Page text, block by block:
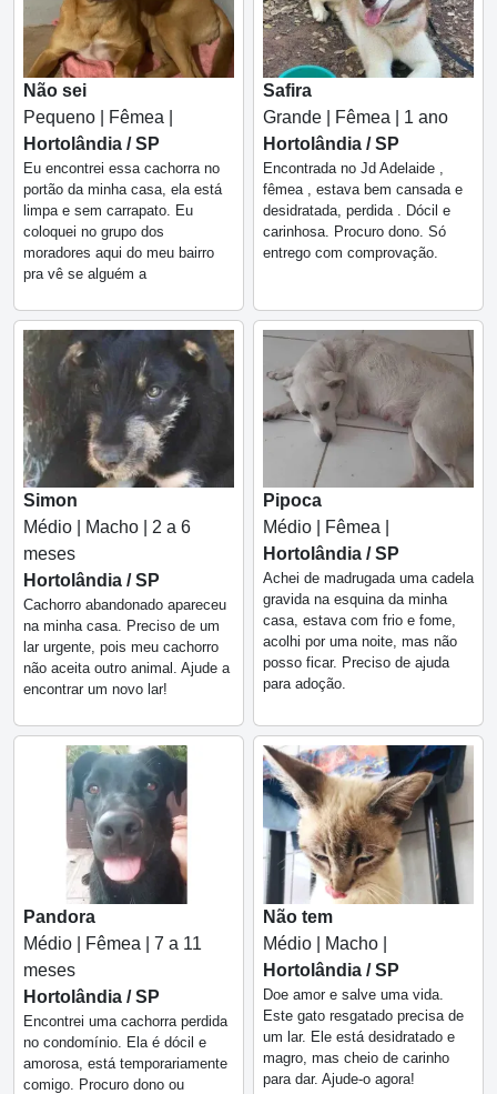
Não sei
Pequeno | Fêmea |
Hortolândia / SP
Eu encontrei essa cachorra no
portão da minha casa, ela está
limpa e sem carrapato. Eu
coloquei no grupo dos
moradores aqui do meu bairro
pra vê se alguém a
Safira
Grande | Fêmea | 1 ano
Hortolândia / SP
Encontrada no Jd Adelaide ,
fêmea , estava bem cansada e
desidratada, perdida . Dócil e
carinhosa. Procuro dono. Só
entrego com comprovação.
Simon
Médio | Macho | 2 a 6
meses
Hortolândia / SP
Cachorro abandonado apareceu
na minha casa. Preciso de um
lar urgente, pois meu cachorro
não aceita outro animal. Ajude a
encontrar um novo lar!
Pipoca
Médio | Fêmea |
Hortolândia / SP
Achei de madrugada uma cadela
gravida na esquina da minha
casa, estava com frio e fome,
acolhi por uma noite, mas não
posso ficar. Preciso de ajuda
para adoção.
Pandora
Médio | Fêmea | 7 a 11
meses
Hortolândia / SP
Encontrei uma cachorra perdida
no condomínio. Ela é dócil e
amorosa, está temporariamente
comigo. Procuro dono ou
Não tem
Médio | Macho |
Hortolândia / SP
Doe amor e salve uma vida.
Este gato resgatado precisa de
um lar. Ele está desidratado e
magro, mas cheio de carinho
para dar. Ajude-o agora!